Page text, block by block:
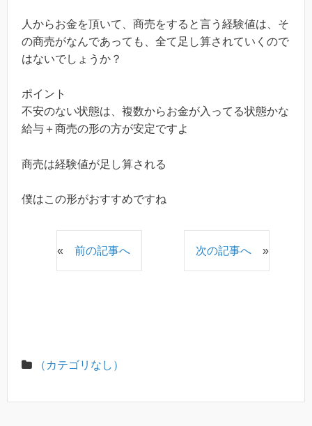
人からお金を頂いて、商売をすると言う経験値は、そ
の商売がなんであっても、全て足し算されていくので
はないでしょうか？
ポイント
不安のない状態は、複数からお金が入ってる状態かな
給与＋商売の形の方が安定ですよ
商売は経験値が足し算される
僕はこの形がおすすめですね
« 前の記事へ 次の記事へ »
（カテゴリなし）